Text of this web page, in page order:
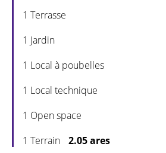
1 Terrasse
1 Jardin
1 Local à poubelles
1 Local technique
1 Open space
1 Terrain
2.05 ares